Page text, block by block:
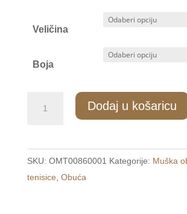
Veličina
Boja
tenisice
crne
/SPORT/
Dodaj u košaricu
SKU: OMT00860001 Kategorije: Muška
tenisice Obuća